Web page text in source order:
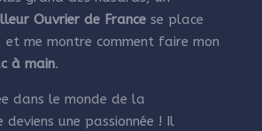
Ouvrier de France se place
et me montre comment faire mon
à main.
dans le monde de la
deviens une passionnée ! Il